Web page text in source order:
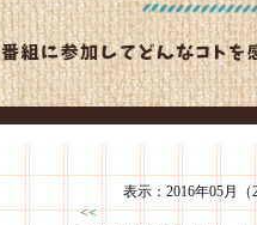
表示：2016年05月（
<<